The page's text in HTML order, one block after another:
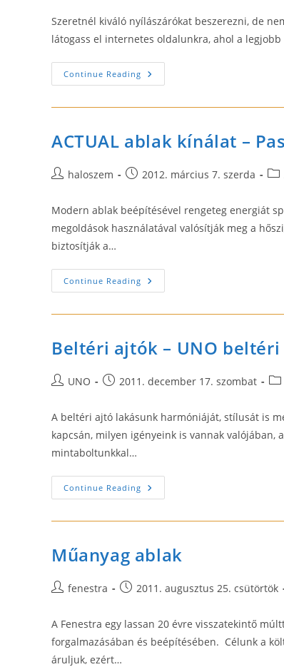
Szeretnél kiváló nyílászárókat beszerezni, de
látogass el internetes oldalunkra, ahol a
Continue Reading Profi
Nyílászárók
ACTUAL ablak kínálat –
Posthaloszem
Post2012. március 7. szerda
Modern ablak beépítésével rengeteg energiát
megoldások használatával valósítják meg a
biztosítják a…
Continue Reading ACTUAL
Ablak
–
Faablak,
Nyílászáró
Beltéri ajtók – UNO
PostUNO
Post2011. december 17. szombat
A beltéri ajtó lakásunk harmóniáját, stílusát is
kapcsán, milyen igényeink is vannak
mintaboltunkkal…
Continue Reading Beltéri
Ajtók
UNO
Mintabolt
Műanyag ablak
Postfenestra
Post2011. augusztus 25. csütörtök
A Fenestra egy lassan 20 évre visszatekintő
forgalmazásában és beépítésében. Célunk a
áruljuk, ezért…